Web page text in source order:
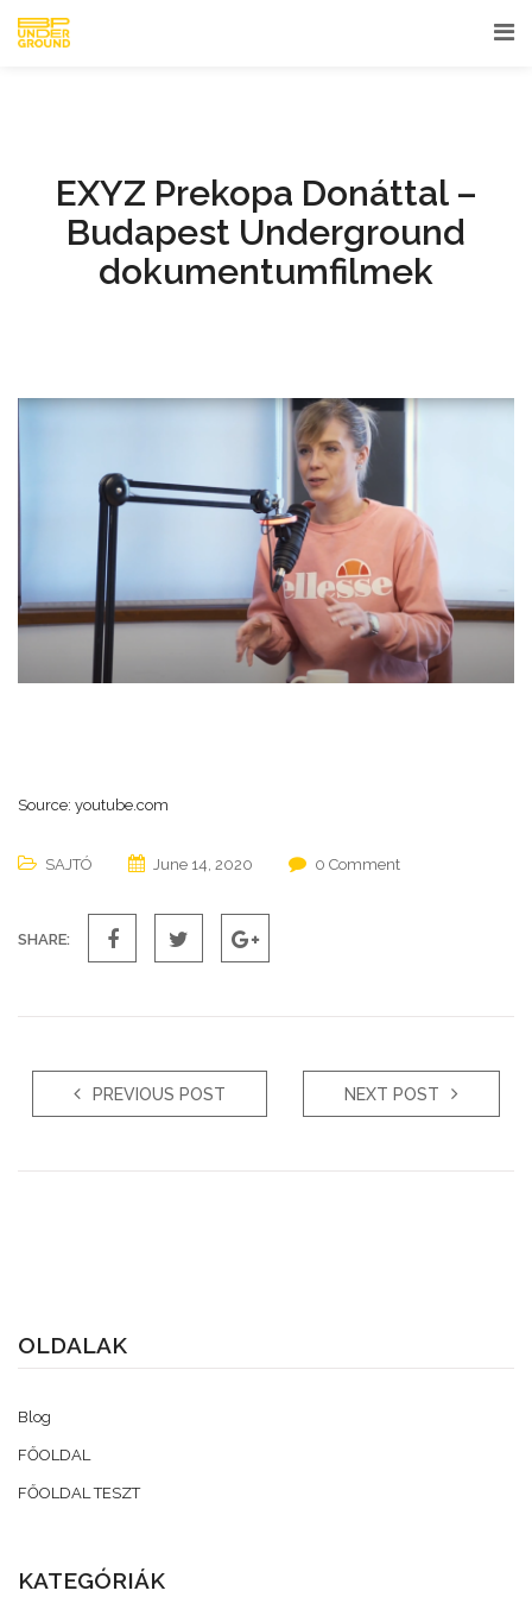
EXYZ Prekopa Donáttal –
Budapest Underground
dokumentumfilmek
Source: youtube.com
SAJTÓ June 14, 2020 0 Comment
SHARE:
PREVIOUS POST NEXT POST
OLDALAK
Blog
FŐOLDAL
FŐOLDAL TESZT
KATEGÓRIÁK